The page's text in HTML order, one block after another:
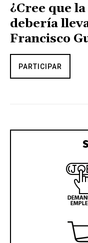
¿Cree que
debería
Francisco
PARTICIPAR